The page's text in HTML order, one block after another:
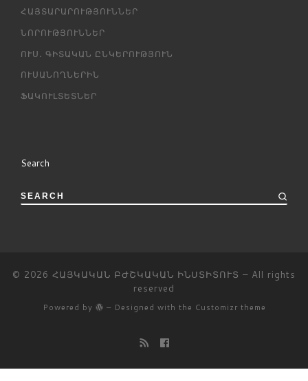
ՀԱՅՏԱՐԱՐՈՒԹՅՈՒՆՆԵՐ
ՆՈՐՈՒԹՅՈՒՆՆԵՐ
ՈՒՍ․ ԳԻՏԱԿԱՆ ԸՆԿԵՐՈՒԹՅՈՒՆ
ՈՒՍԱՆՈՂՆԵՐԻՆ
ՖԱԿՈՒԼՏԵՏՆԵՐ
Search
SEARCH
© 2026 ՀԱՅԿԱԿԱՆ ԲԺՇԿԱԿԱՆ ԻՆՍՏԻՏՈՒՏ – All rights
reserved
Powered by – Designed with the Customizr theme